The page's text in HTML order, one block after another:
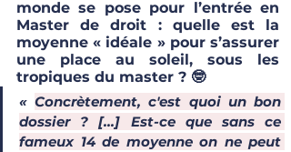
monde se pose pour l’entrée en
Master de droit : quelle est la
moyenne « idéale » pour s’assurer
une place au soleil, sous les
tropiques du master ? 🤓
« Concrètement, c'est quoi un bon
dossier ? [...] Est-ce que sans ce
fameux 14 de moyenne on ne peut